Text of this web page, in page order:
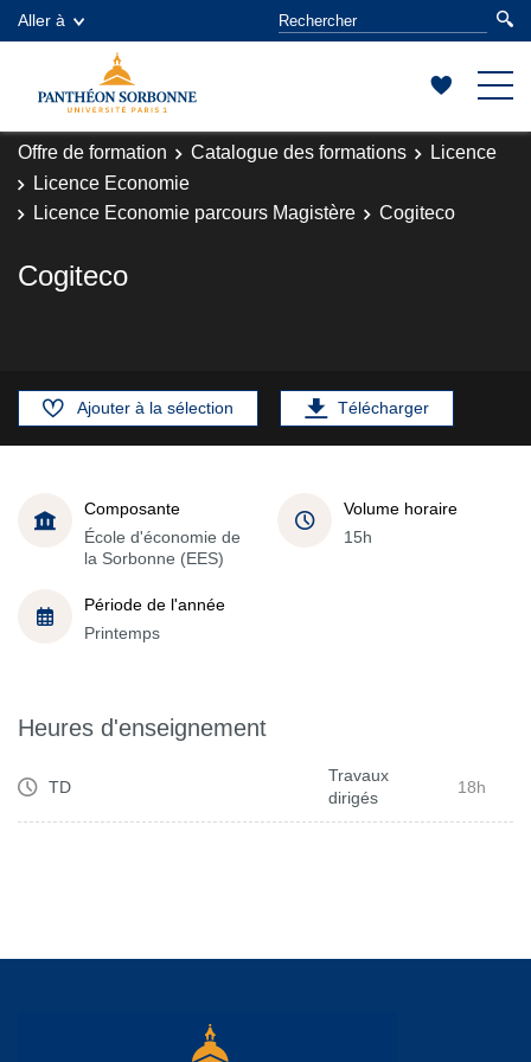
Aller à
Offre de formation Catalogue des formations
Licence
Licence Economie
Licence Economie parcours Magistère
Cogiteco
Cogiteco
Ajouter à la sélection Télécharger
Composante
École d'économie de
la Sorbonne (EES)
Volume horaire
15h
Période de l'année
Printemps
Heures d'enseignement
TD
Travaux
dirigés
18h